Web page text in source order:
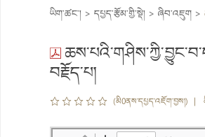
ཡིག་ཚང་། > དཔྱད་རྩོམ་གྱི་སྡེ། > ཞིབ་འཇུག >
བརྗོད་པ།
(མི0ནས་དཔྱད་འཇོག་བྱས།)